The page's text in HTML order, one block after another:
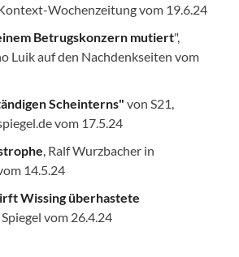
Wochenzeitung vom 19.6.24
Betrugskonzern mutiert",
Luik auf den Nachdenkseiten vom
Scheinterns" von S21,
vom 17.5.24
, Ralf Wurzbacher in
14.5.24
Wissing überhastete
, Spiegel vom 26.4.24